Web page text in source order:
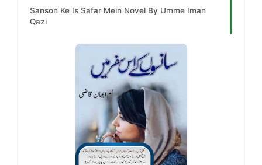
Sanson Ke Is Safar Mein Novel By Umme Iman
Qazi